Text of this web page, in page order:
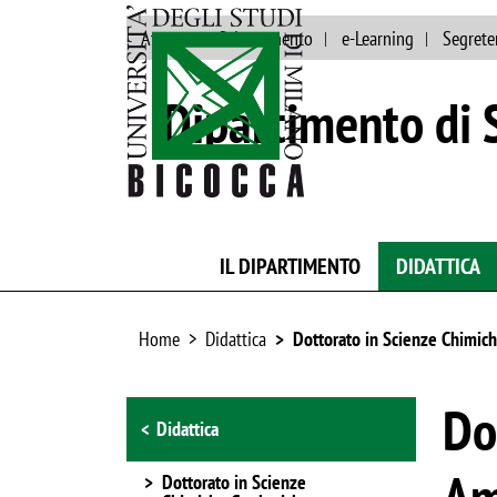
Ateneo Orientamento e-Learning
Dipartimento di
IL DIPARTIMENTO DIDATTICA
Home Didattica Dottorato in Scienze
Browse the section
Didattica
Dottorato in Scienze